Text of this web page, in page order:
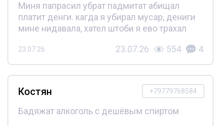
Миня папрасил убрат падмитат абищал
платит денги. кагда я убирал мусар, дениги
мине нидавала, хател штоби я ево трахал
23.07.26 23.07.26 554 4
+79779768584
Костян
Бадяжат алкоголь с дешёвым спиртом